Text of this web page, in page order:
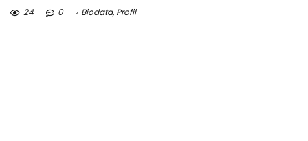
24 0 Biodata,Profil